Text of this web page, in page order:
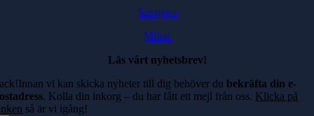
Sarajevo
Milou
Läs vårt nyhetsbrev!
vi kan skicka nyheter till dig behöver dubekräfta din e-
. Kolla din inkorg – du har fått ett mejl från oss. Klicka på
så är vi igång!